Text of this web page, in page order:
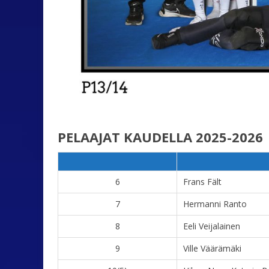
PELAAJAT KAUDELLA 2025-2026
6
Frans Fält
7
Hermanni Ranto
8
Eeli Veijalainen
9
Ville Väärämäki